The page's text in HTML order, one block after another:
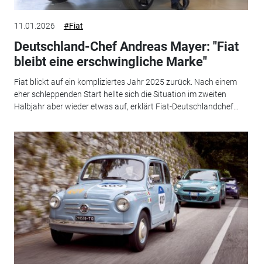
11.01.2026 #Fiat
Deutschland-Chef Andreas Mayer: "Fiat
bleibt eine erschwingliche Marke"
Fiat blickt auf ein kompliziertes Jahr 2025 zurück. Nach einem
eher schleppenden Start hellte sich die Situation im zweiten
Halbjahr aber wieder etwas auf, erklärt Fiat-Deutschlandchef...